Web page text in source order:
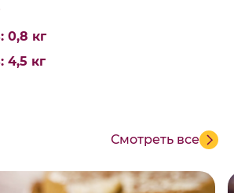
0,8 кг
4,5 кг
Смотреть все